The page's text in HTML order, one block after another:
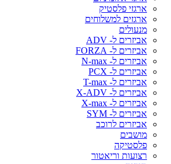
ארגזי פלסטיק
ארגזים למשלוחים
מנעולים
אביזרים ל- ADV
אביזרים ל- FORZA
אביזרים ל- N-max
אביזרים ל- PCX
אביזרים ל- T-max
אביזרים ל- X-ADV
אביזרים ל- X-max
אביזרים ל- SYM
אביזרים לרוכב
מושבים
פלסטיקה
רצועות וריאטור